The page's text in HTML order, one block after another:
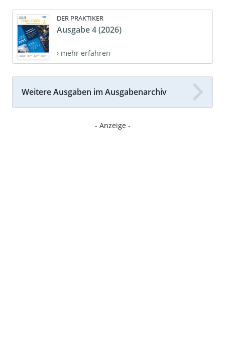
DER PRAKTIKER
Ausgabe 4 (2026)
› mehr erfahren
Weitere Ausgaben im Ausgabenarchiv
- Anzeige -